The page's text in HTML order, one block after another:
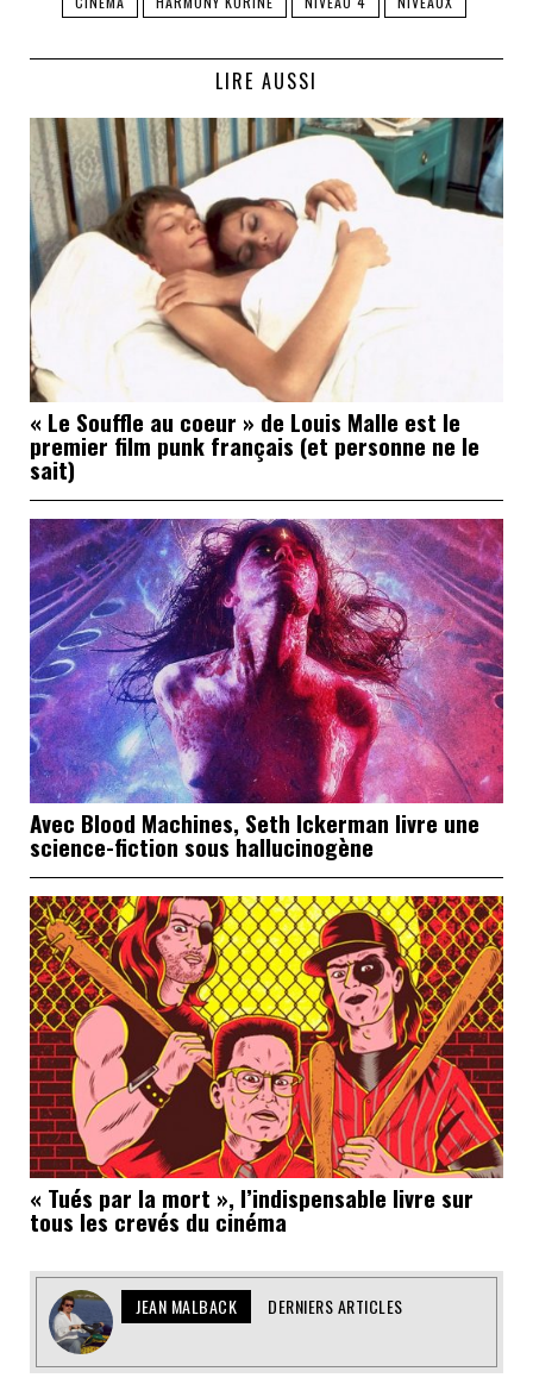
LIRE AUSSI
« Le Souffle au coeur » de Louis Malle est le
premier film punk français (et personne ne le
sait)
Avec Blood Machines, Seth Ickerman livre une
science-fiction sous hallucinogène
« Tués par la mort », l’indispensable livre sur
tous les crevés du cinéma
JEAN MALBACK DERNIERS ARTICLES